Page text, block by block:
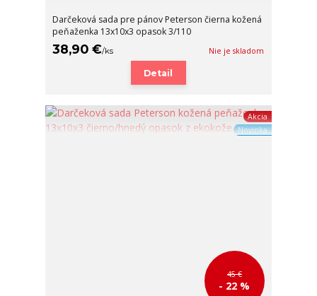
Darčeková sada pre pánov Peterson čierna kožená
peňaženka 13x10x3 opasok 3/110
38,90 €/ks Nie je skladom
Detail
Akcia
Novinka
45 €
- 22 %